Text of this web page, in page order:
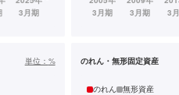
単位： % のれん・無形固定資産
のれん 無形資産